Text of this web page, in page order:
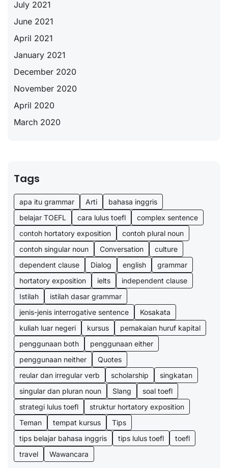
July 2021
June 2021
April 2021
January 2021
December 2020
November 2020
April 2020
March 2020
Tags
apa itu grammar Arti
bahasa inggris
belajar TOEFL
cara lulus toefl
complex sentence
contoh hortatory exposition
contoh plural noun
contoh singular noun
Conversation
culture
dependent clause
Dialog english
grammar
hortatory exposition
ielts
independent clause
Istilah
istilah dasar grammar
jenis-jenis interrogative sentence
Kosakata
kuliah luar negeri
kursus
pemakaian huruf kapital
penggunaan both
penggunaan either
penggunaan neither
Quotes
reular dan irregular verb
scholarship
singkatan
singular dan pluran noun
Slang
soal toefl
strategi lulus toefl
struktur hortatory exposition
Teman
tempat kursus
Tips
tips belajar bahasa inggris
tips lulus toefl
toefl
travel
Wawancara